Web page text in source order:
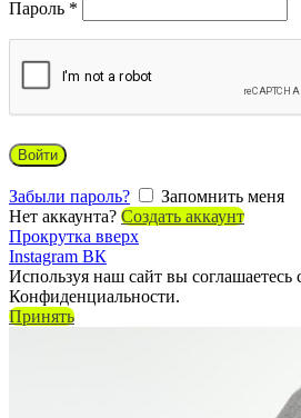
Пароль *
Войти
Забыли пароль?
Запомнить меня
Нет аккаунта? Создать аккаунт
Прокрутка вверх
Instagram ВК
Используя наш сайт вы соглашаетесь
Конфиденциальности.
Принять